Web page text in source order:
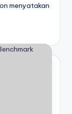
menyatakan